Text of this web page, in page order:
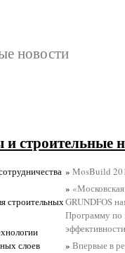
новости
строительных
слоев
»MosBuild
»
GRUNDFOS
Программу по
»Впервые в